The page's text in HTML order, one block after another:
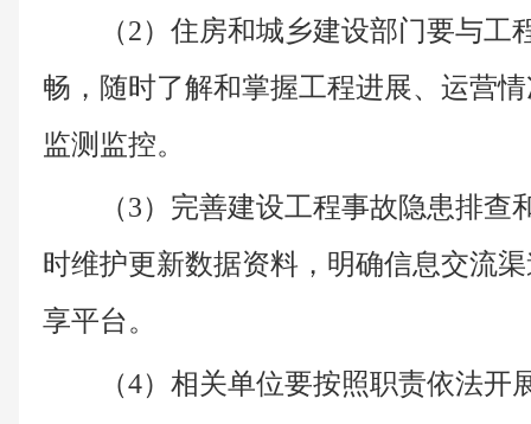
（2）住房和城乡建设部门要与工
畅，随时了解和掌握工程进展、运营
监测监控。
（3）完善建设工程事故隐患排
时维护更新数据资料，明确信息交流
享平台。
（4）相关单位要按照职责依法